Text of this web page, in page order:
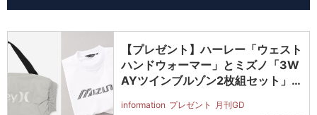
【プレゼント】ハーレー「ウェスト
ハンドウォーマー」とミズノ「3W
AYツインブルゾン2枚組セット」
information プレゼント
月刊GD